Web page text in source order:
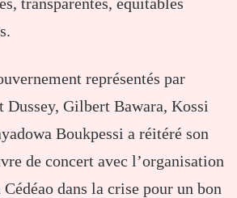
représentés par
Dussey, Gilbert Bawara, Kossi
Boukpessi a réitéré son
de concert avec l’organisation
dans la crise pour un bon